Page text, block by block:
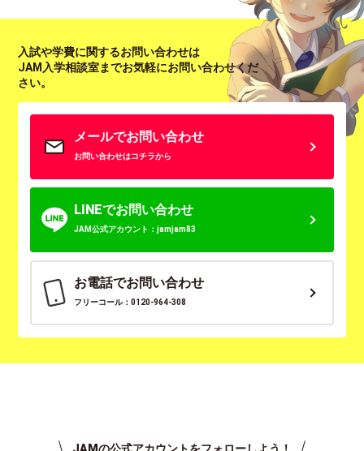
入試や学費に関するお問い合わせは
JAM入学相談室までお気軽にお問い合わせくだ
さい。
メールでお問い合わせ
お問い合わせはコチラから
LINEでお問い合わせ
JAM公式アカウント：jamjam83
お電話でお問い合わせ
フリーコール：0120-964-308